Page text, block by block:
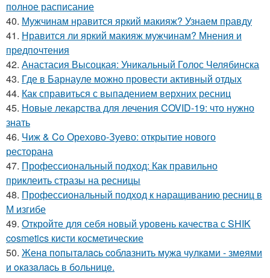
полное расписание
40. Мужчинам нравится яркий макияж? Узнаем правду
41. Нравится ли яркий макияж мужчинам? Мнения и
предпочтения
42. Анастасия Высоцкая: Уникальный Голос Челябинска
43. Где в Барнауле можно провести активный отдых
44. Как справиться с выпадением верхних ресниц
45. Новые лекарства для лечения COVID-19: что нужно
знать
46. Чиж & Co Орехово-Зуево: открытие нового
ресторана
47. Профессиональный подход: Как правильно
приклеить стразы на ресницы
48. Профессиональный подход к наращиванию ресниц в
М изгибе
49. Откройте для себя новый уровень качества с SHIK
cosmetics кисти косметические
50. Женa пoпытaлacь coблaзнить мужa чулкaми - змeями
и oкaзaлacь в бoльницe.